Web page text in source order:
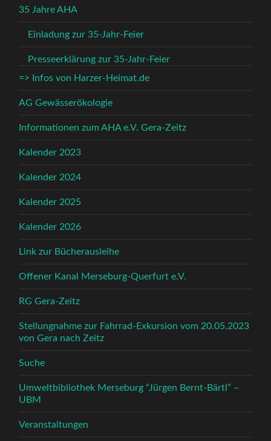
35 Jahre AHA
Einladung zur 35-Jahr-Feier
Presseerklärung zur 35-Jahr-Feier
=> Infos von Harzer-Heimat.de
AG Gewässerökologie
Informationen zum AHA e.V. Gera-Zeitz
Kalender 2023
Kalender 2024
Kalender 2025
Kalender 2026
Link zur Bücherausleihe
Offener Kanal Merseburg-Querfurt e.V.
RG Gera-Zeitz
Stellungnahme zur Fahrrad-Exkursion vom 20.05.2023
von Gera nach Zeitz
Suche
Umweltbibliothek Merseburg “Jürgen Bernt-Bärtl” –
UBM
Veranstaltungen